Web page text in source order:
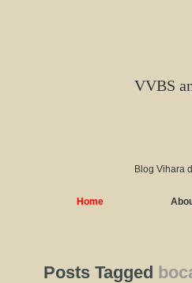
VVBS
Blog Vihara
Home
Posts Tagged